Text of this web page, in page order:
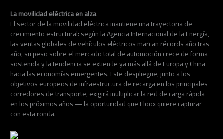
La movilidad eléctrica en alza
El sector de la movilidad eléctrica mantiene una trayectoria de
crecimiento estructural: según la Agencia Internacional de la Energía,
las ventas globales de vehículos eléctricos marcan récords año tras
año, su peso sobre el mercado total de automoción crece de forma
sostenida y la tendencia se extiende ya más allá de Europa y China
hacia las economías emergentes. Este despliegue, junto a los
objetivos europeos de infraestructura de recarga en los principales
corredores de transporte, exigirá multiplicar la red de carga rápida
en los próximos años — la oportunidad que Floox quiere capturar
con esta ronda.